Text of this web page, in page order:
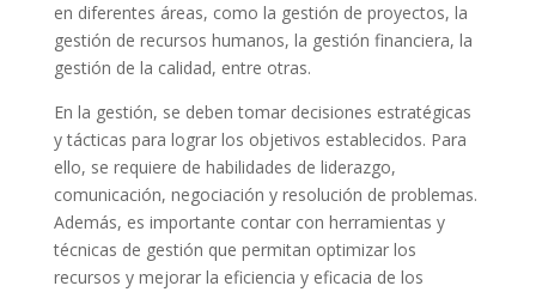
en diferentes áreas, como la gestión de proyectos, la
gestión de recursos humanos, la gestión financiera, la
gestión de la calidad, entre otras.
En la gestión, se deben tomar decisiones estratégicas
y tácticas para lograr los objetivos establecidos. Para
ello, se requiere de habilidades de liderazgo,
comunicación, negociación y resolución de problemas.
Además, es importante contar con herramientas y
técnicas de gestión que permitan optimizar los
recursos y mejorar la eficiencia y eficacia de los